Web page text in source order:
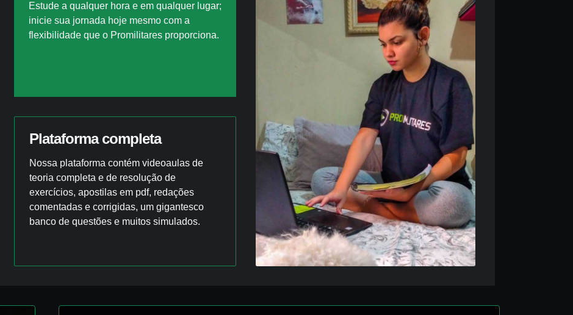
Estude a qualquer hora e em qualquer lugar;
inicie sua jornada hoje mesmo com a
flexibilidade que o Promilitares proporciona.
Plataforma completa
Nossa plataforma contém videoaulas de
teoria completa e de resolução de
exercícios, apostilas em pdf, redações
comentadas e corrigidas, um gigantesco
banco de questões e muitos simulados.